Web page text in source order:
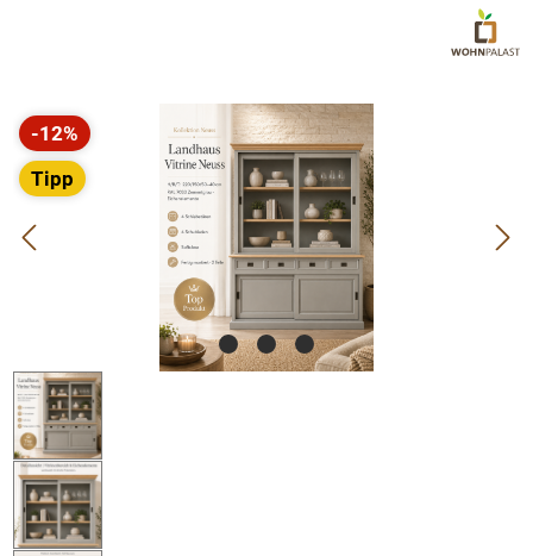
Bildergalerie überspringen
-12%
Rabatt
Tipp